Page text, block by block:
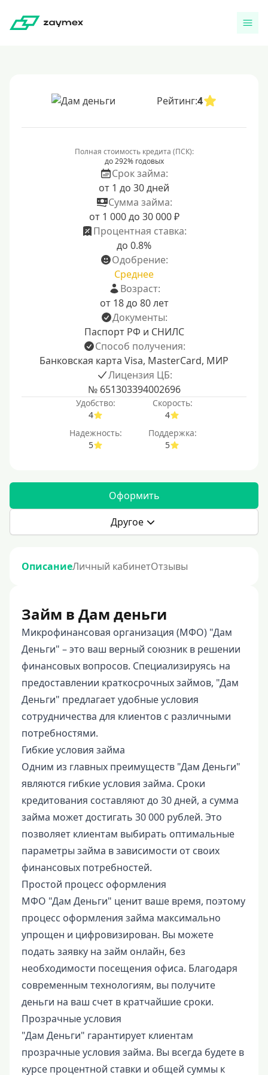
Рейтинг:4
Полная стоимость кредита (ПСК):
до 292% годовых
Срок займа:
от 1 до 30 дней
Сумма займа:
от 1 000 до 30 000 ₽
Процентная ставка:
до 0.8%
Одобрение:
Среднее
Возраст:
от 18 до 80 лет
Документы:
Паспорт РФ и СНИЛС
Способ получения:
Банковская карта Visa, MasterCard, МИР
Лицензия ЦБ:
№ 651303394002696
Удобство:
4
Скорость:
4
Надежность:
5
Поддержка:
5
Оформить
Другое
ОписаниеЛичный кабинетОтзывы
Займ в Дам деньги
Микрофинансовая организация (МФО) "Дам
Деньги" – это ваш верный союзник в решении
финансовых вопросов. Специализируясь на
предоставлении краткосрочных займов, "Дам
Деньги" предлагает удобные условия
сотрудничества для клиентов с различными
потребностями.
Гибкие условия займа
Одним из главных преимуществ "Дам Деньги"
являются гибкие условия займа. Сроки
кредитования составляют до 30 дней, а сумма
займа может достигать 30 000 рублей. Это
позволяет клиентам выбирать оптимальные
параметры займа в зависимости от своих
финансовых потребностей.
Простой процесс оформления
МФО "Дам Деньги" ценит ваше время, поэтому
процесс оформления займа максимально
упрощен и цифровизирован. Вы можете
подать заявку на займ онлайн, без
необходимости посещения офиса. Благодаря
современным технологиям, вы получите
деньги на ваш счет в кратчайшие сроки.
Прозрачные условия
"Дам Деньги" гарантирует клиентам
прозрачные условия займа. Вы всегда будете в
курсе процентной ставки и общей суммы к